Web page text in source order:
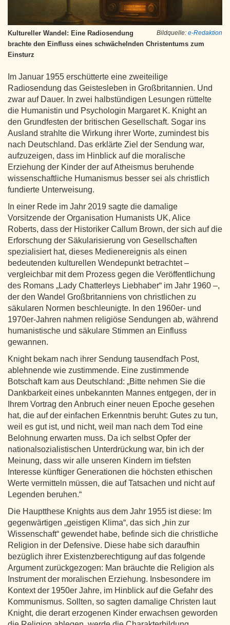
Bildquelle: e-Redaktion
Kultureller Wandel: Eine Radiosendung
brachte den Einfluss eines schwächelnden Christentums zum
Einsturz
Im Januar 1955 erschütterte eine zweiteilige
Radiosendung das Geistesleben in Großbritannien. Und
zwar auf Dauer. In zwei halbstündigen Lesungen rüttelte
die Humanistin und Psychologin Margaret K. Knight an
den Grundfesten der britischen Gesellschaft. Sogar ins
Ausland strahlte die Wirkung ihrer Worte, zumindest bis
nach Deutschland. Das erklärte Ziel der Sendung war,
aufzuzeigen, dass im Hinblick auf die moralische
Erziehung der Kinder der auf Atheismus beruhende
wissenschaftliche Humanismus besser sei als christlich
fundierte Unterweisung.
In einer Rede im Jahr 2019 sagte die damalige
Vorsitzende der Organisation Humanists UK, Alice
Roberts, dass der Historiker Callum Brown, der sich auf die
Erforschung der Säkularisierung von Gesellschaften
spezialisiert hat, dieses Medienereignis als einen
bedeutenden kulturellen Wendepunkt betrachtet –
vergleichbar mit dem Prozess gegen die Veröffentlichung
des Romans „Lady Chatterleys Liebhaber“ im Jahr 1960 –,
der den Wandel Großbritanniens von christlichen zu
säkularen Normen beschleunigte. In den 1960er- und
1970er-Jahren nahmen religiöse Sendungen ab, während
humanistische und säkulare Stimmen an Einfluss
gewannen.
Knight bekam nach ihrer Sendung tausendfach Post,
ablehnende wie zustimmende. Eine zustimmende
Botschaft kam aus Deutschland: „Bitte nehmen Sie die
Dankbarkeit eines unbekannten Mannes entgegen, der in
Ihrem Vortrag den Anbruch einer neuen Epoche gesehen
hat, die auf der einfachen Erkenntnis beruht: Gutes zu tun,
weil es gut ist, und nicht, weil man nach dem Tod eine
Belohnung erwarten muss. Da ich selbst Opfer der
nationalsozialistischen Unterdrückung war, bin ich der
Meinung, dass wir alle unseren Kindern im tiefsten
Interesse künftiger Generationen die höchsten ethischen
Werte vermitteln müssen, die auf Tatsachen und nicht auf
Legenden beruhen.“
Die Hauptthese Knights aus dem Jahr 1955 ist diese: Im
gegenwärtigen „geistigen Klima“, das sich „hin zur
Wissenschaft“ gewendet habe, befinde sich die christliche
Religion in der Defensive. Diese habe sich daraufhin
bezüglich ihrer Existenzberechtigung auf das folgende
Argument zurückgezogen: Man bräuchte die Religion als
Instrument der moralischen Erziehung. Insbesondere im
Kontext der 1950er Jahre, im Hinblick auf die Gefahr des
Kommunismus. Sollten, so sagten damalige Christen laut
Knight, die derart erzogenen Kinder erwachsen geworden